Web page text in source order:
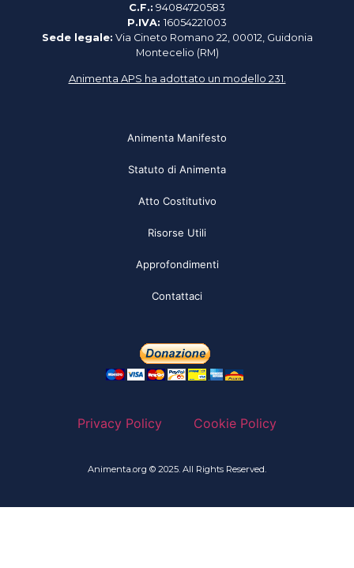
C.F.: 94084720583
P.IVA: 16054221003
Sede legale: Via Cineto Romano 22, 00012, Guidonia
Montecelio (RM)
Animenta APS ha adottato un modello 231.
Animenta Manifesto
Statuto di Animenta
Atto Costitutivo
Risorse Utili
Approfondimenti
Contattaci
Privacy Policy Cookie Policy
Animenta.org © 2025. All Rights Reserved.